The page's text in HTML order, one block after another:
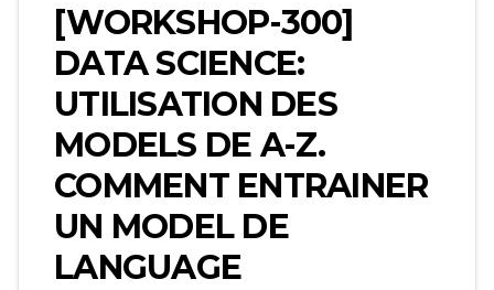
[WORKSHOP-300]
DATA SCIENCE:
UTILISATION DES
MODELS DE A-Z.
COMMENT ENTRAINER
UN MODEL DE
LANGUAGE